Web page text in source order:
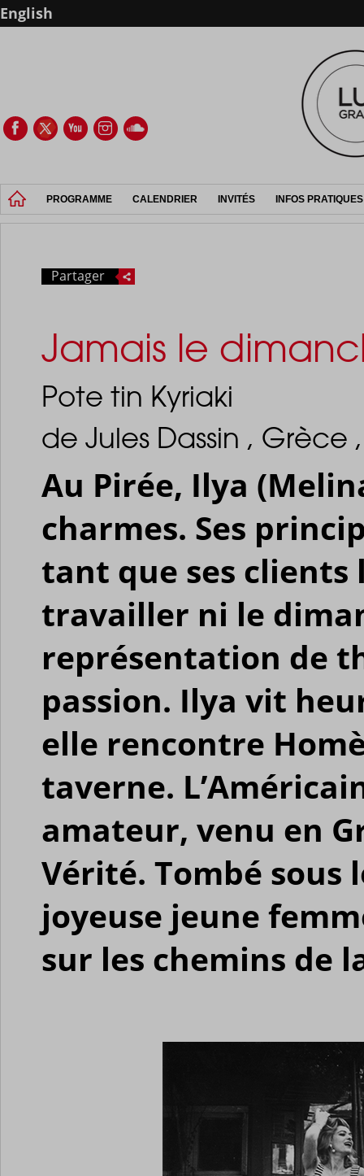
English
PROGRAMME CALENDRIER INVITÉS INFOS PRATIQUES
Partager
Jamais le
Pote tin Kyriaki
de Jules Dassin , Grèce
Au Pirée, Ilya
charmes. Ses
tant que ses clients
travailler ni le
représentation de
passion. Ilya vit
elle rencontre
taverne.
amateur, venu en
Vérité. Tombé sous
joyeuse jeune
sur les chemins de